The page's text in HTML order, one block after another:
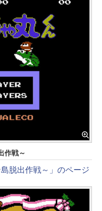
作戦～
脱出作戦～」のページ